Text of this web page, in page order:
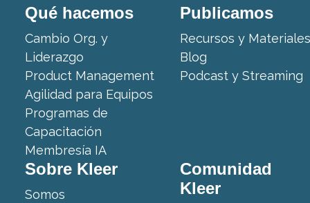
Qué hacemos
Cambio Org. y
Liderazgo
Product Management
Agilidad para Equipos
Programas de
Capacitación
Membresía IA
Publicamos
Recursos y Materiales
Blog
Podcast y Streaming
Sobre Kleer
Somos
Comunidad
Kleer